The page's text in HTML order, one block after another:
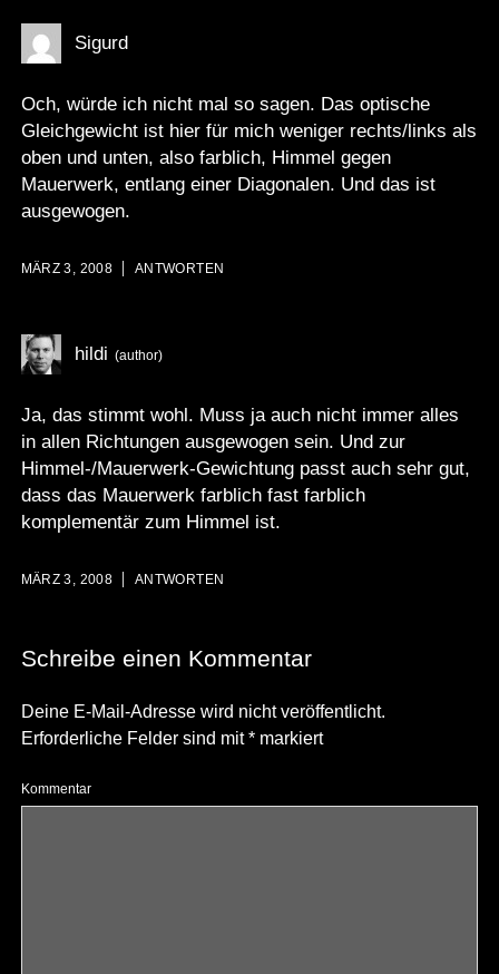
Sigurd
Och, würde ich nicht mal so sagen. Das optische
Gleichgewicht ist hier für mich weniger rechts/links als
oben und unten, also farblich, Himmel gegen
Mauerwerk, entlang einer Diagonalen. Und das ist
ausgewogen.
MÄRZ 3, 2008 ANTWORTEN
hildi
Ja, das stimmt wohl. Muss ja auch nicht immer alles
in allen Richtungen ausgewogen sein. Und zur
Himmel-/Mauerwerk-Gewichtung passt auch sehr gut,
dass das Mauerwerk farblich fast farblich
komplementär zum Himmel ist.
MÄRZ 3, 2008 ANTWORTEN
Schreibe einen Kommentar
Deine E-Mail-Adresse wird nicht veröffentlicht.
Erforderliche Felder sind mit*markiert
Kommentar